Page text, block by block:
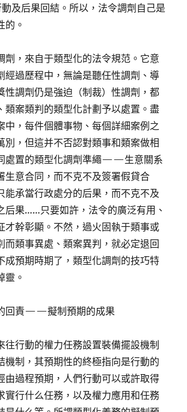
及后果回結。所以，法令調劑自己是
的。
劑，來自于類型化的法令規范。它意
經過歷程中，無論是聽任性調劑、導
性調劑仍是強迫（制裁）性調劑，都
類案類判的類型化計劃予以處置。盡
中，每件個體事物、每個詳細案例之
別，但這并不否認對類事和類案做相
處置的類型化調劑準繩——生意關系
生意合同，而不克不及簽署假貸合
能承當行政處分的后果，而不克不及
后果……只要如許，法令的廣泛有用、
才幹彰顯。不然，過火固執于類事或
而類事異處、類案異判，就必定退回
成預期時期了，類型化調劑的技巧特
靈。
的回責——擬制預期的成果
往行動的權力任務設置裝備擺設機制
機制，其預期性的終極指向是行動的
由過程預期，人們行動可以或許取得
實行什么任務，以及權力應用和任務